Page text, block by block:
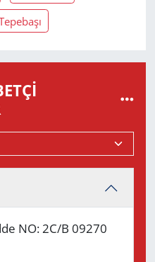
NO: 2C/B 09270